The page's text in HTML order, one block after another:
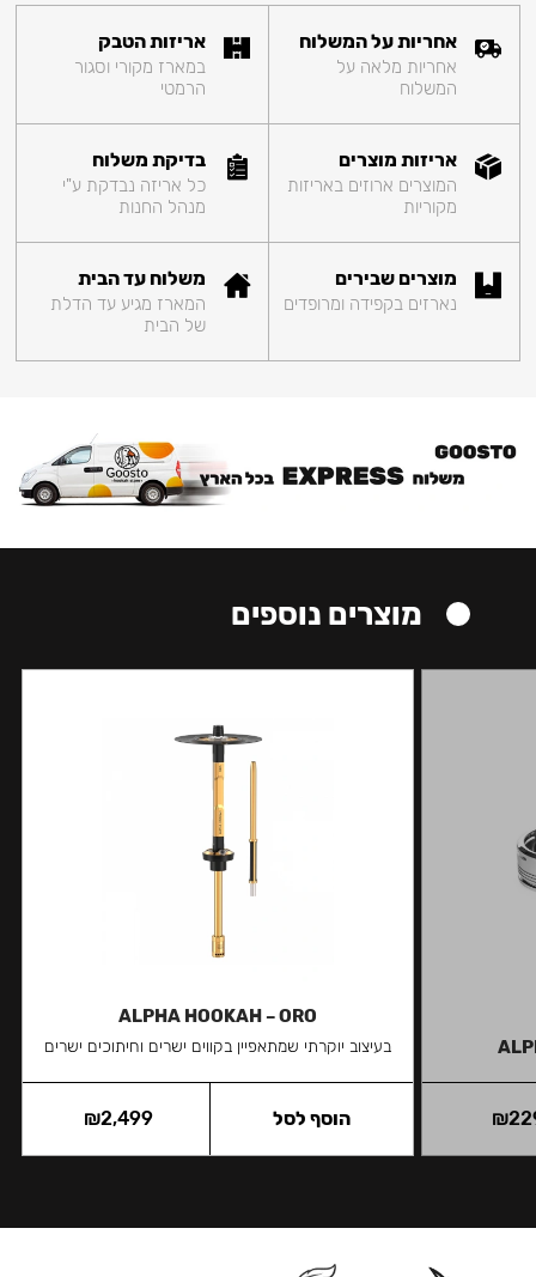
אחריות על המשלוח
אחריות מלאה על
המשלוח
אריזות הטבק
במארז מקורי וסגור
הרמטי
אריזות מוצרים
המוצרים ארוזים באריזות
מקוריות
בדיקת משלוח
כל אריזה נבדקת ע"י
מנהל החנות
מוצרים שבירים
נארזים בקפידה ומרופדים
משלוח עד הבית
המארז מגיע עד הדלת
של הבית
מוצרים נוספים
₪
ALPHA HOOKAH – ORO
בעיצוב יוקרתי שמתאפיין בקווים ישרים וחיתוכים ישרים
₪2,499 הוסף לסל